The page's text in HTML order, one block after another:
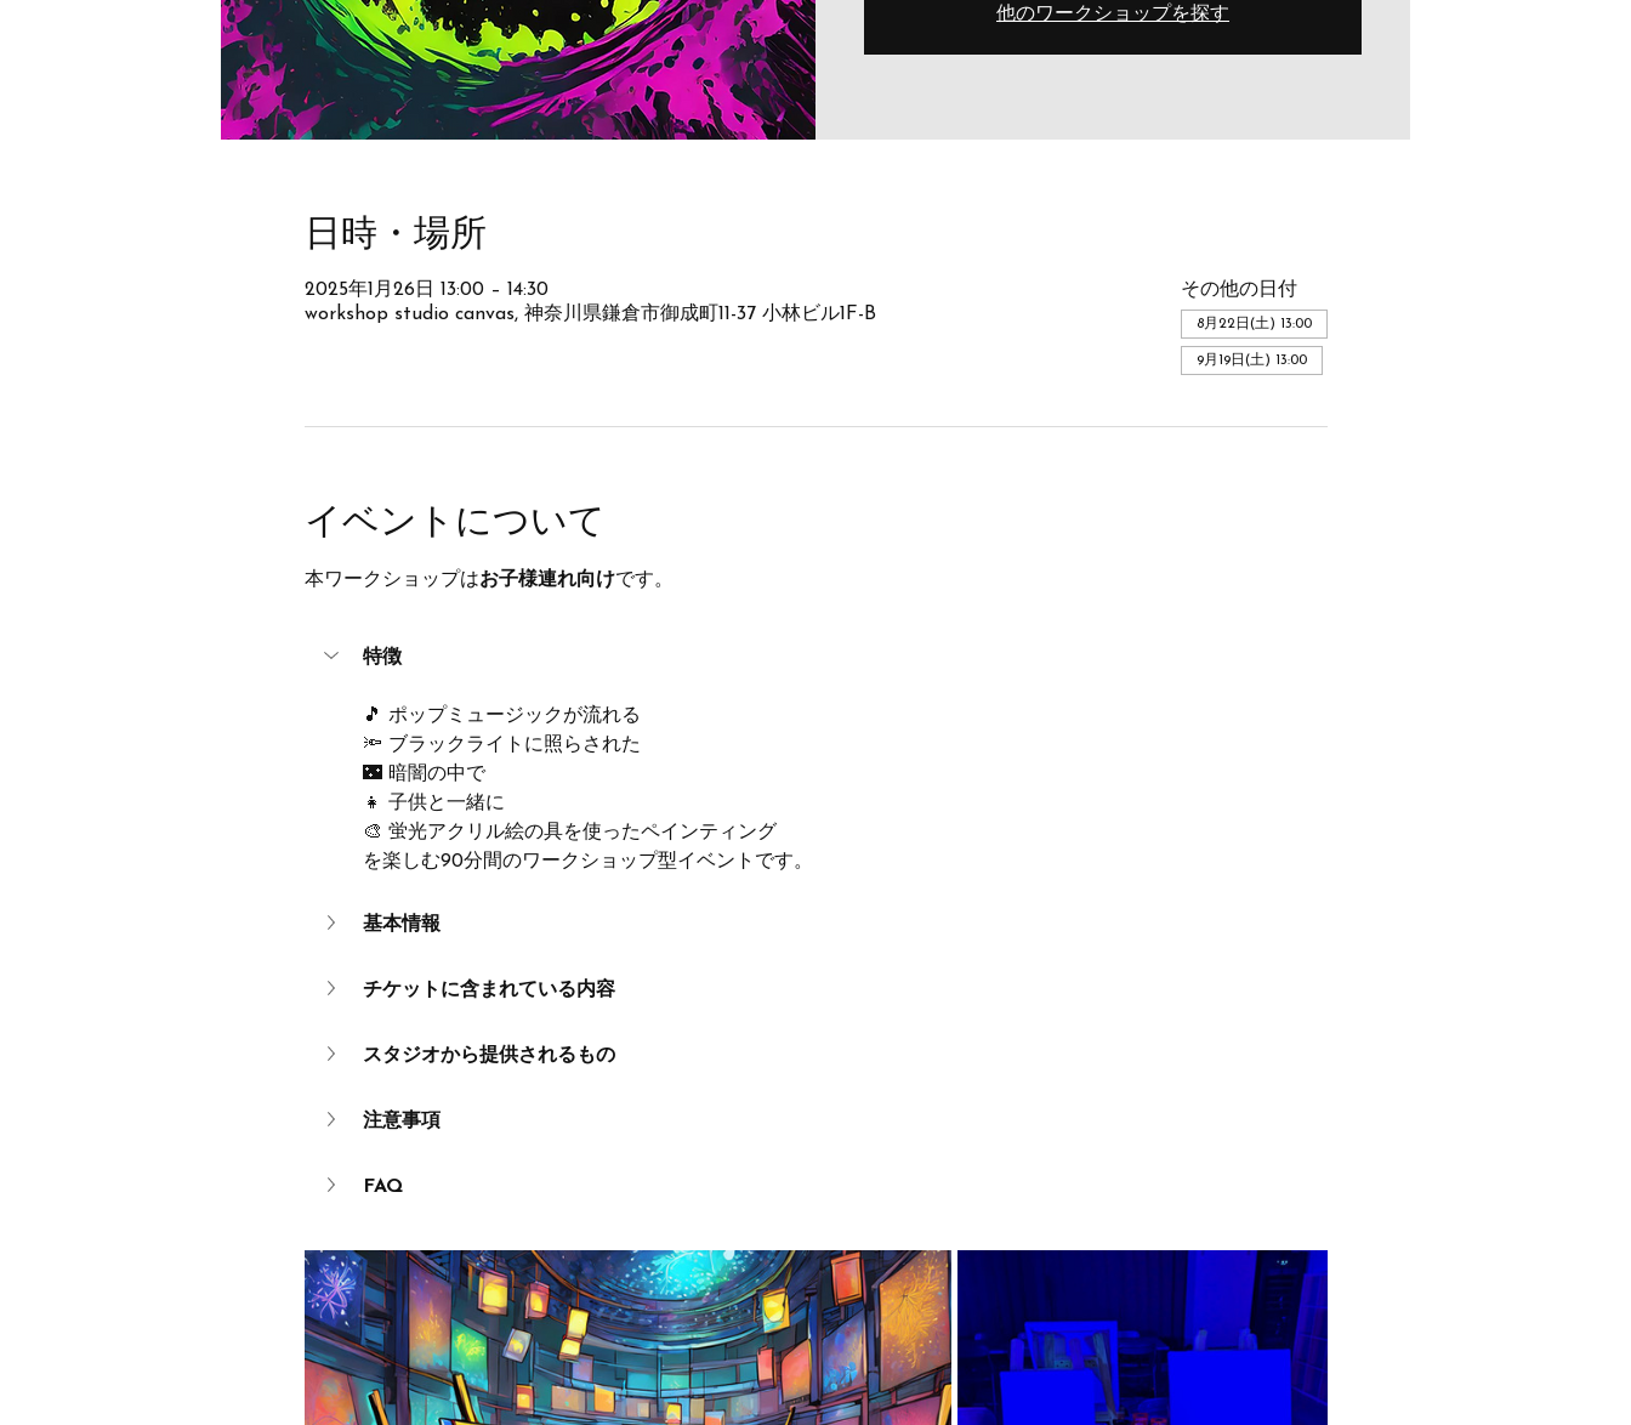
他のワークショップを探す
日時・場所
2025年1月26日 13:00 – 14:30
workshop studio canvas, 神奈川県鎌倉市御成町11-37 小林ビル1F-B
その他の日付
8月22日(土) 13:00
9月19日(土) 13:00
イベントについて
本ワークショップはお子様連れ向けです。
特徴
🎵 ポップミュージックが流れる
🔦 ブラックライトに照らされた
🌃 暗闇の中で
👧 子供と一緒に
🎨 蛍光アクリル絵の具を使ったペインティング
を楽しむ90分間のワークショップ型イベントです。
基本情報
チケットに含まれている内容
スタジオから提供されるもの
注意事項
FAQ